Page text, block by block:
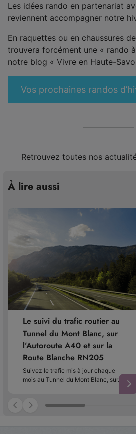
Les idées rando en partenariat
reviennent accompagner notre
En raquettes ou en chaussures
trouvera forcément une « rando
notre blog « Vivre en Haute-
Vos prochaines randos
Retrouvez toutes nos
À lire aussi
Le suivi du trafic routier au
Tunnel du Mont Blanc, sur
l’Autoroute A40 et sur la
Route Blanche RN205
Suivez le trafic mis à jour chaque
mois au Tunnel du Mont Blanc, sur…